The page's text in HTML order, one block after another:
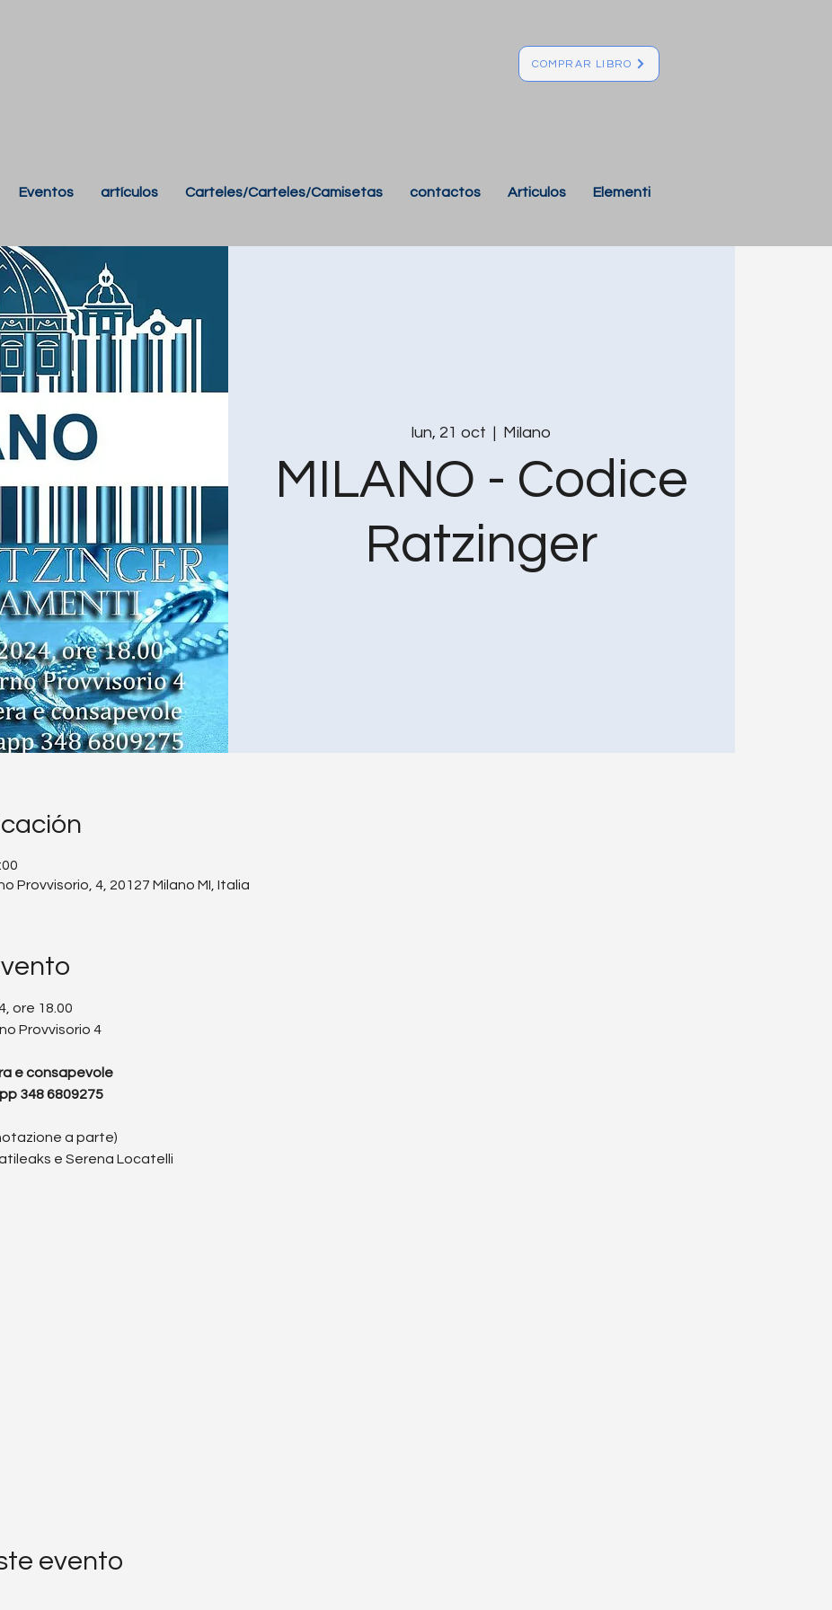
COMPRAR LIBRO
Eventos artículos Carteles/Carteles/Camisetas contactos Articulos Elementi
lun, 21 oct
  |
Milano
MILANO - Codice
Ratzinger
Provvisorio, 4, 20127 Milano MI, Italia
ore 18.00
Provvisorio 4
e consapevole
348 6809275
a parte)
e Serena Locatelli
evento